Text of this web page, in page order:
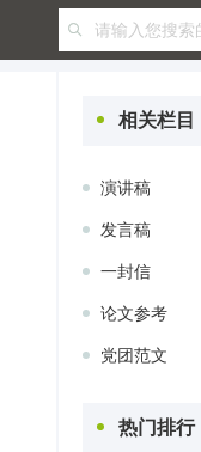
相关栏目
演讲稿
发言稿
一封信
论文参考
党团范文
热门排行